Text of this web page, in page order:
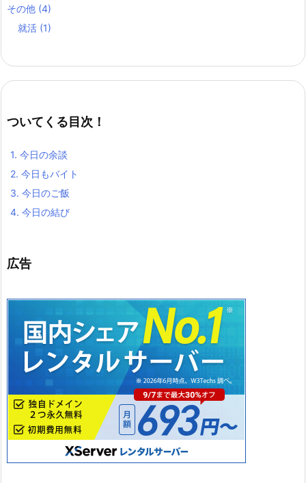
その他 (4)
就活 (1)
ついてくる目次！
1. 今日の余談
2. 今日もバイト
3. 今日のご飯
4. 今日の結び
広告